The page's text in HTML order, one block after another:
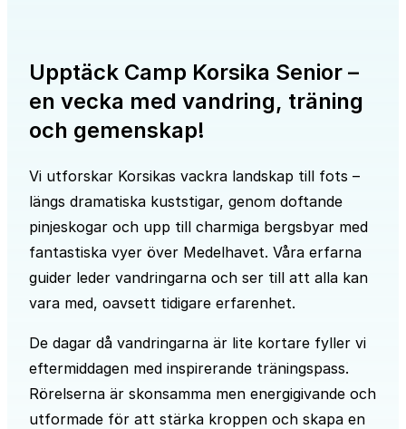
Upptäck Camp Korsika Senior –
en vecka med vandring, träning
och gemenskap!
Vi utforskar Korsikas vackra landskap till fots –
längs dramatiska kuststigar, genom doftande
pinjeskogar och upp till charmiga bergsbyar med
fantastiska vyer över Medelhavet. Våra erfarna
guider leder vandringarna och ser till att alla kan
vara med, oavsett tidigare erfarenhet.
De dagar då vandringarna är lite kortare fyller vi
eftermiddagen med inspirerande träningspass.
Rörelserna är skonsamma men energigivande och
utformade för att stärka kroppen och skapa en